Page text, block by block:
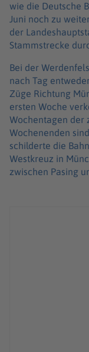
wie die Deutsche
Juni noch zu
der
Stammstrecke
Bei der
nach Tag
Züge Richtung
ersten Woche
Wochentagen der
Wochenenden
schilderte die
Westkreuz in
zwischen Pasing